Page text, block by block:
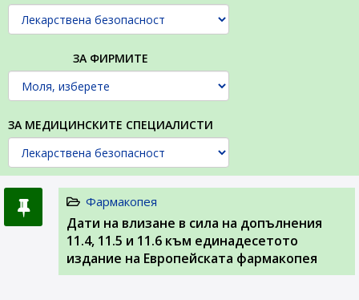
ЗА ФИРМИТЕ
ЗА МЕДИЦИНСКИТЕ СПЕЦИАЛИСТИ
Фармакопея
Дати на влизане в сила на допълнения
11.4, 11.5 и 11.6 към единадесетото
издание на Европейската фармакопея